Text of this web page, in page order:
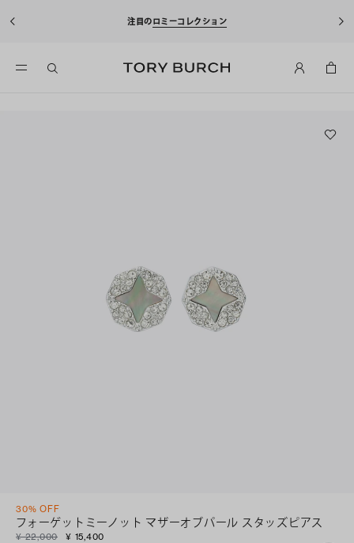
注目のロミーコレクション
30% OFF
フォーゲットミーノット マザーオブパール スタッズピアス
¥ 22,000
¥ 15,400